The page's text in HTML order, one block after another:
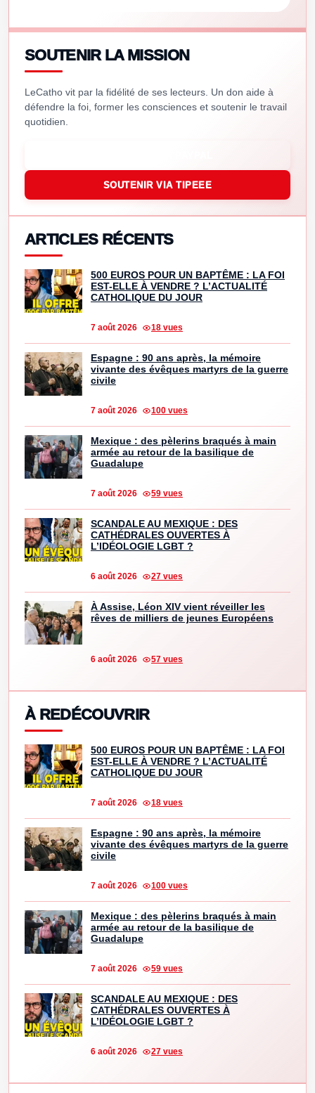
SOUTENIR LA MISSION
LeCatho vit par la fidélité de ses lecteurs. Un don aide à
défendre la foi, former les consciences et soutenir le travail
quotidien.
SOUTENIR VIA TIPEEE
ARTICLES RÉCENTS
500 EUROS POUR UN BAPTÊME : LA FOI
EST-ELLE À VENDRE ? L’ACTUALITÉ
CATHOLIQUE DU JOUR
7 août 2026 18 vues
Espagne : 90 ans après, la mémoire
vivante des évêques martyrs de la guerre
civile
7 août 2026 100 vues
Mexique : des pèlerins braqués à main
armée au retour de la basilique de
Guadalupe
7 août 2026 59 vues
SCANDALE AU MEXIQUE : DES
CATHÉDRALES OUVERTES À
L’IDÉOLOGIE LGBT ?
6 août 2026 27 vues
À Assise, Léon XIV vient réveiller les
rêves de milliers de jeunes Européens
6 août 2026 57 vues
À REDÉCOUVRIR
500 EUROS POUR UN BAPTÊME : LA FOI
EST-ELLE À VENDRE ? L’ACTUALITÉ
CATHOLIQUE DU JOUR
7 août 2026 18 vues
Espagne : 90 ans après, la mémoire
vivante des évêques martyrs de la guerre
civile
7 août 2026 100 vues
Mexique : des pèlerins braqués à main
armée au retour de la basilique de
Guadalupe
7 août 2026 59 vues
SCANDALE AU MEXIQUE : DES
CATHÉDRALES OUVERTES À
L’IDÉOLOGIE LGBT ?
6 août 2026 27 vues